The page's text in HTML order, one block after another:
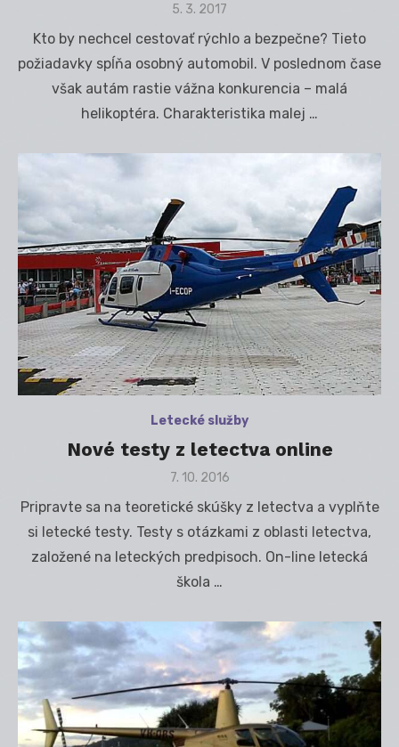
Posted
5. 3. 2017
Kto by nechcel cestovať rýchlo a bezpečne? Tieto
požiadavky spĺňa osobný automobil. V poslednom čase
však autám rastie vážna konkurencia – malá
helikoptéra. Charakteristika malej …
Letecké služby
Nové testy z letectva online
Posted
7. 10. 2016
Pripravte sa na teoretické skúšky z letectva a vyplňte
si letecké testy. Testy s otázkami z oblasti letectva,
založené na leteckých predpisoch. On-line letecká
škola …